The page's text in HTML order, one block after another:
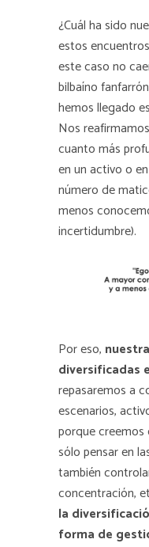
¿Cuál ha sido
estos
este caso no
bilbaíno
hemos llegado
Nos
cuanto más
en un activo o
número de
menos
incertidumbre).
Por eso,
diversificadas
repasaremos a
escenarios,
porque
sólo pensar en
también
concentración,
la
forma de